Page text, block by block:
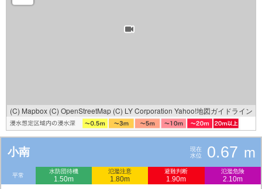
(C) Mapbox (C) OpenStreetMap (C) LY Corporation Yahoo!地図ガイドライン
小南
現在
水位
0.67 m
平常
水防団待機
1.50m
氾濫注意
1.80m
避難判断
1.90m
氾濫危険
2.10m